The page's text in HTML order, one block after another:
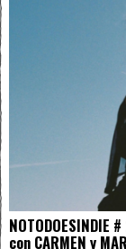
NOTODOESINDIE
con CARMEN y